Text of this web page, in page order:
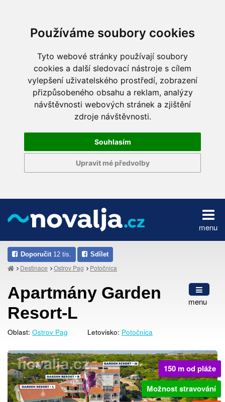
Používáme soubory cookies
Tyto webové stránky používají soubory
cookies a další sledovací nástroje s cílem
vylepšení uživatelského prostředí, zobrazení
přizpůsobeného obsahu a reklam, analýzy
návštěvnosti webových stránek a zjištění
zdroje návštěvnosti.
Souhlasím
Upravit mé předvolby
menu
Doporučit 12 tis. Sdílet
Destinace Ostrov Pag Potočnica
menu
Apartmány Garden
Resort-L
Oblast: Ostrov Pag Letovisko: Potočnica
150 m od pláže
Možnost stravování